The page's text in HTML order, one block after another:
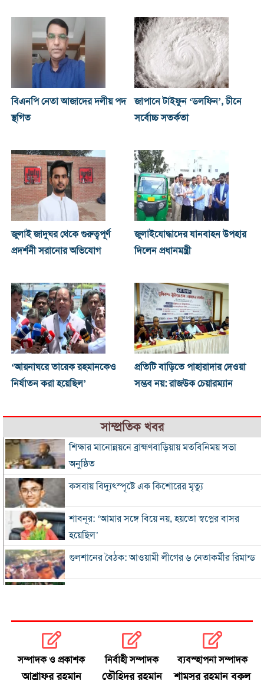
বিএনপি নেতা আজাদের দলীয় পদ
স্থগিত
জাপানে টাইফুন ‘ডলফিন’, চীনে
সর্বোচ্চ সতর্কতা
জুলাই জাদুঘর থেকে গুরুত্বপূর্ণ
প্রদর্শনী সরানোর অভিযোগ
জুলাইযোদ্ধাদের যানবাহন উপহার
দিলেন প্রধানমন্ত্রী
‘আয়নাঘরে তারেক রহমানকেও
নির্যাতন করা হয়েছিল’
প্রতিটি বাড়িতে পাহারাদার দেওয়া
সম্ভব নয়: রাজউক চেয়ারম্যান
সাম্প্রতিক খবর
শিক্ষার মানোন্নয়নে ব্রাহ্মণবাড়িয়ায় মতবিনিময় সভা
অনুষ্ঠিত
কসবায় বিদ্যুৎস্পৃষ্টে এক কিশোরের মৃত্যু
শাবনূর: ‘আমার সঙ্গে বিয়ে নয়, হয়তো স্বপ্নের বাসর
হয়েছিল’
গুলশানের বৈঠক: আওয়ামী লীগের ৬ নেতাকর্মীর রিমান্ড
গ্যাস-বিদ্যুৎ সংকটে শিল্প, ঋণের সুদ মওকুফ চায়
বিএনপি নেতা আজাদের দলীয় পদ স্থগিত
সম্পাদক ও প্রকাশক
আশ্রাফুর রহমান
নির্বাহী সম্পাদক
তৌহিদুর রহমান
ব্যবস্হাপনা সম্পাদক
শামসুর রহমান বকুল